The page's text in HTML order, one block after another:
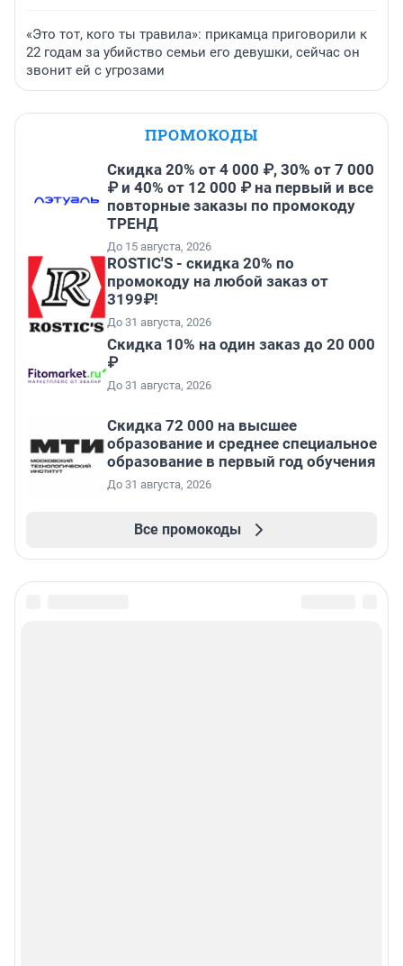
«Это тот, кого ты травила»: прикамца приговорили к
22 годам за убийство семьи его девушки, сейчас он
звонит ей с угрозами
ПРОМОКОДЫ
Скидка 20% от 4 000 ₽, 30% от 7 000
₽ и 40% от 12 000 ₽ на первый и все
повторные заказы по промокоду
ТРЕНД
До 15 августа, 2026
ROSTIC'S - скидка 20% по
промокоду на любой заказ от
3199₽!
До 31 августа, 2026
Скидка 10% на один заказ до 20 000
₽
До 31 августа, 2026
Скидка 72 000 на высшее
образование и среднее специальное
образование в первый год обучения
До 31 августа, 2026
Все промокоды